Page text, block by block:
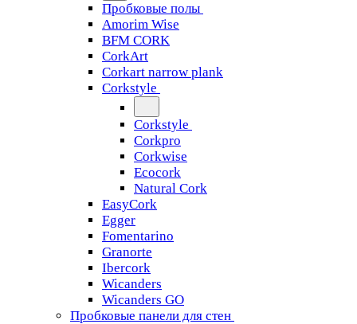
Пробковые полы
Amorim Wise
BFM CORK
CorkArt
Corkart narrow plank
Corkstyle
Corkstyle
Corkpro
Corkwise
Ecocork
Natural Cork
EasyCork
Egger
Fomentarino
Granorte
Ibercork
Wicanders
Wicanders GO
Пробковые панели для стен